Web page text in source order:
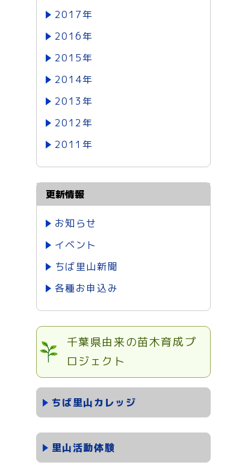
2017年
2016年
2015年
2014年
2013年
2012年
2011年
更新情報
お知らせ
イベント
ちば里山新聞
各種お申込み
千葉県由来の苗木育成プ
ロジェクト
ちば里山カレッジ
里山活動体験